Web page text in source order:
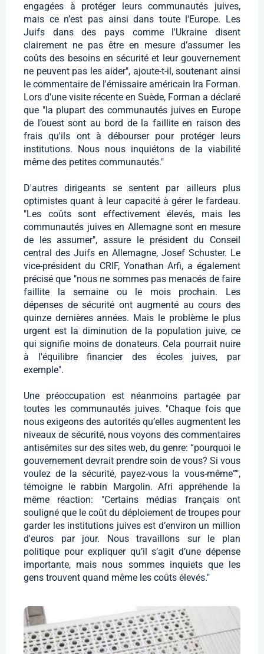
engagées à protéger leurs communautés juives,
mais ce n’est pas ainsi dans toute l'Europe. Les
Juifs dans des pays comme l'Ukraine disent
clairement ne pas être en mesure d’assumer les
coûts des besoins en sécurité et leur gouvernement
ne peuvent pas les aider", ajoute-t-il, soutenant ainsi
le commentaire de l'émissaire américain Ira Forman.
Lors d'une visite récente en Suède, Forman a déclaré
que "la plupart des communautés juives en Europe
de l’ouest sont au bord de la faillite en raison des
frais qu'ils ont à débourser pour protéger leurs
institutions. Nous nous inquiétons de la viabilité
même des petites communautés."
D'autres dirigeants se sentent par ailleurs plus
optimistes quant à leur capacité à gérer le fardeau.
"Les coûts sont effectivement élevés, mais les
communautés juives en Allemagne sont en mesure
de les assumer", assure le président du Conseil
central des Juifs en Allemagne, Josef Schuster. Le
vice-président du CRIF, Yonathan Arfi, a également
précisé que "nous ne sommes pas menacés de faire
faillite la semaine ou le mois prochain. Les
dépenses de sécurité ont augmenté au cours des
quinze dernières années. Mais le problème le plus
urgent est la diminution de la population juive, ce
qui signifie moins de donateurs. Cela pourrait nuire
à l'équilibre financier des écoles juives, par
exemple".
Une préoccupation est néanmoins partagée par
toutes les communautés juives. "Chaque fois que
nous exigeons des autorités qu’elles augmentent les
niveaux de sécurité, nous voyons des commentaires
antisémites sur des sites web, du genre: “pourquoi le
gouvernement devrait prendre soin de vous? Si vous
voulez de la sécurité, payez-vous la vous-même”",
témoigne le rabbin Margolin. Afri appréhende la
même réaction: "Certains médias français ont
souligné que le coût du déploiement de troupes pour
garder les institutions juives est d’environ un million
d'euros par jour. Nous travaillons sur le plan
politique pour expliquer qu’il s’agit d’une dépense
importante, mais nous sommes inquiets que les
gens trouvent quand même les coûts élevés."